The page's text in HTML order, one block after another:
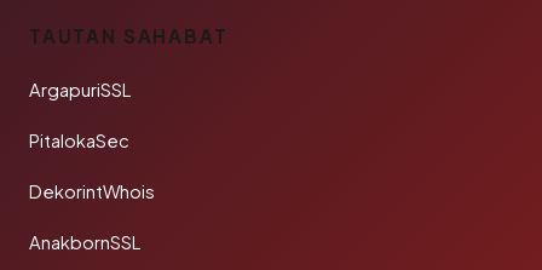
TAUTAN SAHABAT
ArgapuriSSL
PitalokaSec
DekorintWhois
AnakbornSSL